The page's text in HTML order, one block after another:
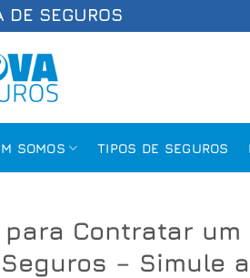
DE SEGUROS
SOMOS TIPOS DE SEGUROS
para Contratar
– Simule